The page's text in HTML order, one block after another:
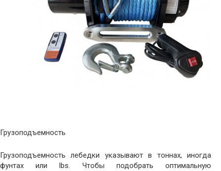
Грузоподъемность
Грузоподъемность лебедки указывают в тоннах, иногда
фунтах или lbs. Чтобы подобрать оптимальную